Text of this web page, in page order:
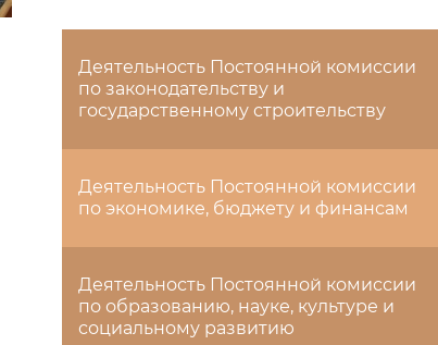
Деятельность Постоянной комиссии
по законодательству и
государственному строительству
Деятельность Постоянной комиссии
по экономике, бюджету и финансам
Деятельность Постоянной комиссии
по образованию, науке, культуре и
социальному развитию